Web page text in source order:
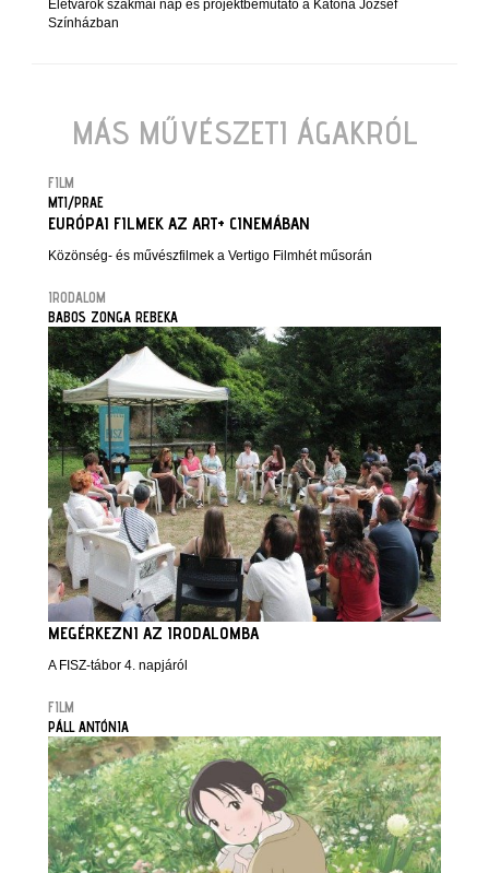
Életvárók szakmai nap és projektbemutató a Katona József
Színházban
MÁS MŰVÉSZETI ÁGAKRÓL
FILM
MTI/PRAE
EURÓPAI FILMEK AZ ART+ CINEMÁBAN
Közönség- és művészfilmek a Vertigo Filmhét műsorán
IRODALOM
BABOS ZONGA REBEKA
MEGÉRKEZNI AZ IRODALOMBA
A FISZ-tábor 4. napjáról
FILM
PÁLL ANTÓNIA